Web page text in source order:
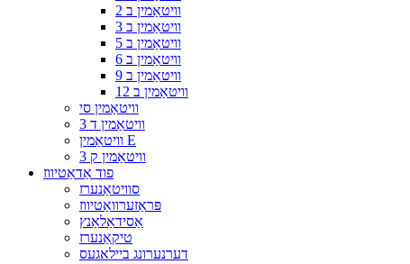
וויטאַמין ב 2
וויטאַמין ב 3
וויטאַמין ב 5
וויטאַמין ב 6
וויטאַמין ב 9
וויטאַמין ב 12
וויטאַמין סי
וויטאַמין ד 3
וויטאַמין E
וויטאַמין ק 3
פוד אַדאַטיווז
סוויטאַנערז
פּראַזערוואַטיווז
אַסידאַלאַנץ
טיקאַנערז
דערנערונג ביילאגעס